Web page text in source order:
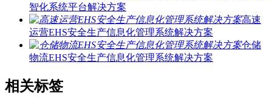
智化系统平台解决方案
高速
运营EHS安全生产信息化管理系统解决方案
仓储
物流EHS安全生产信息化管理系统解决方案
相关标签